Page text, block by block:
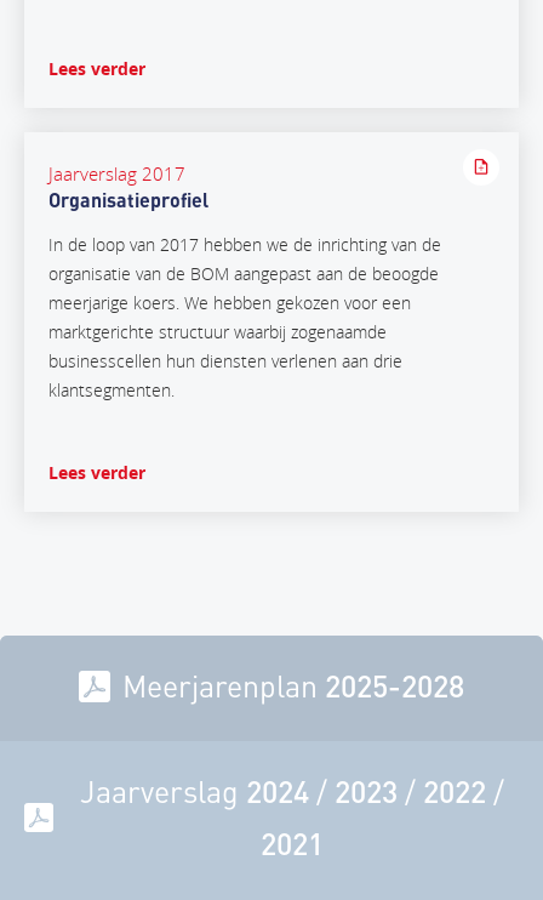
Lees verder
Jaarverslag 2017
Organisatieprofiel
In de loop van 2017 hebben we de inrichting van de
organisatie van de BOM aangepast aan de beoogde
meerjarige koers. We hebben gekozen voor een
marktgerichte structuur waarbij zogenaamde
businesscellen hun diensten verlenen aan drie
klantsegmenten.
Lees verder
Meerjarenplan 2025-2028
Jaarverslag 2024/ 2023 / 2022 /
2021